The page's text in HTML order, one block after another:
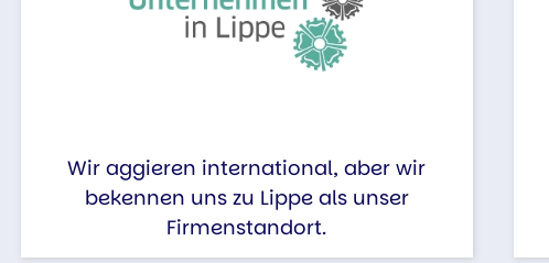
Wir aggieren international, aber wir
bekennen uns zu Lippe als unser
Firmenstandort.